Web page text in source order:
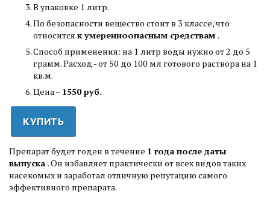
В упаковке 1 литр.
По безопасности вещество стоит в 3 классе, что
относится к умеренноопасным средствам .
Способ применения: на 1 литр воды нужно от 2 до 5
грамм. Расход - от 50 до 100 мл готового раствора на 1
кв.м.
Цена – 1550 руб.
КУПИТЬ
Препарат будет годен в течение 1 года после даты
выпуска. Он избавляет практически от всех видов таких
насекомых и заработал отличную репутацию самого
эффективного препарата.